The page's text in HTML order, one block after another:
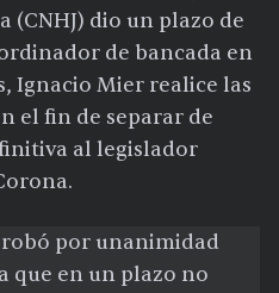
(CNHJ) dio un plazo de
de bancada en
Ignacio Mier realice las
el fin de separar de
al legislador
por unanimidad
que en un plazo no